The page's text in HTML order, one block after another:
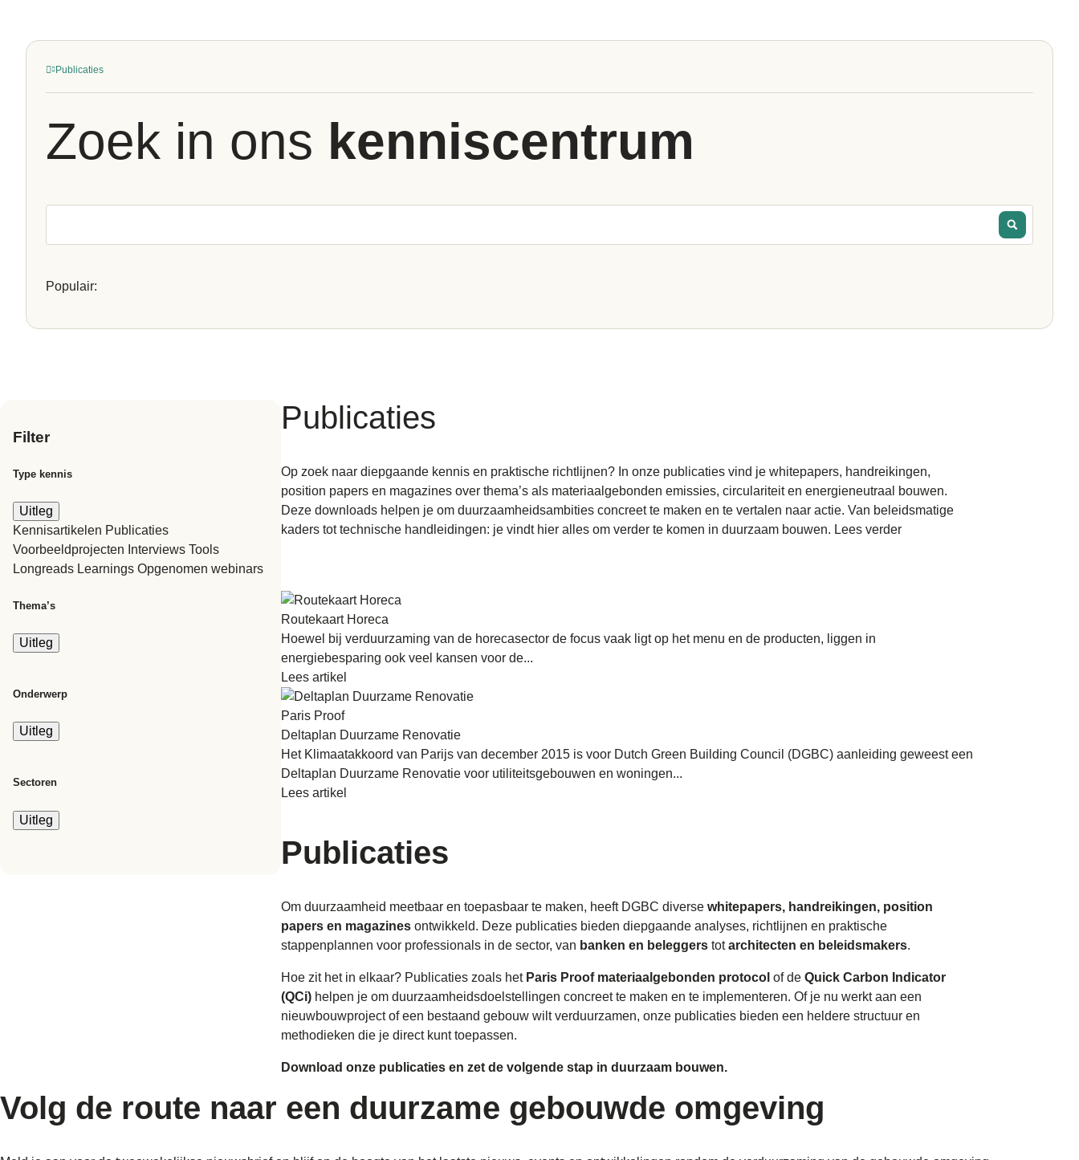
Publicaties
Zoek in ons kenniscentrum
Populair:
Filter
Type kennis
Uitleg
Kennisartikelen Publicaties
Voorbeeldprojecten Interviews Tools
Longreads Learnings Opgenomen webinars
Thema’s
Uitleg
Onderwerp
Uitleg
Sectoren
Uitleg
Publicaties
Op zoek naar diepgaande kennis en praktische richtlijnen? In onze publicaties vind je whitepapers, handreikingen,
position papers en magazines over thema’s als materiaalgebonden emissies, circulariteit en energieneutraal bouwen.
Deze downloads helpen je om duurzaamheidsambities concreet te maken en te vertalen naar actie. Van beleidsmatige
kaders tot technische handleidingen: je vindt hier alles om verder te komen in duurzaam bouwen. Lees verder
Routekaart Horeca
Hoewel bij verduurzaming van de horecasector de focus vaak ligt op het menu en de producten, liggen in
energiebesparing ook veel kansen voor de...
Lees artikel
Paris Proof
Deltaplan Duurzame Renovatie
Het Klimaatakkoord van Parijs van december 2015 is voor Dutch Green Building Council (DGBC) aanleiding geweest een
Deltaplan Duurzame Renovatie voor utiliteitsgebouwen en woningen...
Lees artikel
Publicaties
Om duurzaamheid meetbaar en toepasbaar te maken, heeft DGBC diverse whitepapers, handreikingen, position
papers en magazines ontwikkeld. Deze publicaties bieden diepgaande analyses, richtlijnen en praktische
stappenplannen voor professionals in de sector, van banken en beleggers totarchitecten en beleidsmakers.
Hoe zit het in elkaar? Publicaties zoals het Paris Proof materiaalgebonden protocol of de Quick Carbon Indicator
(QCi) helpen je om duurzaamheidsdoelstellingen concreet te maken en te implementeren. Of je nu werkt aan een
nieuwbouwproject of een bestaand gebouw wilt verduurzamen, onze publicaties bieden een heldere structuur en
methodieken die je direct kunt toepassen.
Download onze publicaties en zet de volgende stap in duurzaam bouwen.
Volg de route naar een duurzame gebouwde omgeving